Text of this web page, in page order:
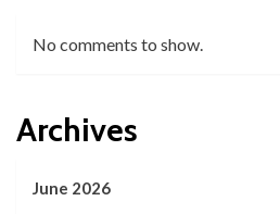
No comments to show.
Archives
June 2026